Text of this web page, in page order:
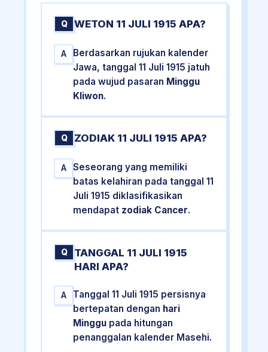
Q WETON 11 JULI 1915 APA?
A
Berdasarkan rujukan kalender
Jawa, tanggal 11 Juli 1915 jatuh
pada wujud pasaran Minggu
Kliwon.
Q ZODIAK 11 JULI 1915 APA?
A
Seseorang yang memiliki
batas kelahiran pada tanggal 11
Juli 1915 diklasifikasikan
mendapat zodiak Cancer.
Q
TANGGAL 11 JULI 1915
HARI APA?
A
Tanggal 11 Juli 1915 persisnya
bertepatan dengan hari
Minggu pada hitungan
penanggalan kalender Masehi.